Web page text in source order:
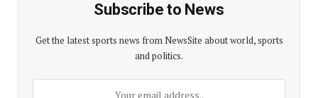
Subscribe to News
Get the latest sports news from NewsSite about world, sports
and politics.